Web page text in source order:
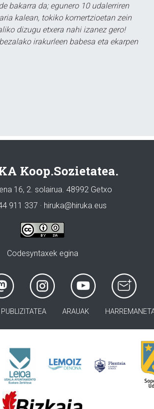
bakarra da; egunero 10 udalerriren
kalean, tokiko komertzioetan zein
dizugu etxera nahi izanez gero!
irakurleen babesa eta ekarpen
Koop.Sozietatea.
16, 2. solairua. 48992 Getxo
911 337 · hiruka@hiruka.eus
Codesyntaxek egina
PUBLIZITATEA ARAUAK